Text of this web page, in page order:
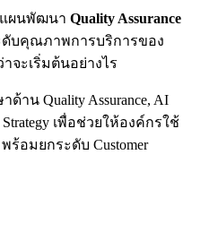
ผนพัฒนา Quality Assurance
บคุณภาพการบริการของ
าจะเริ่มต้นอย่างไร
าน Quality Assurance, AI
Strategy เพื่อช่วยให้องค์กรใช้
ร้อมยกระดับ Customer